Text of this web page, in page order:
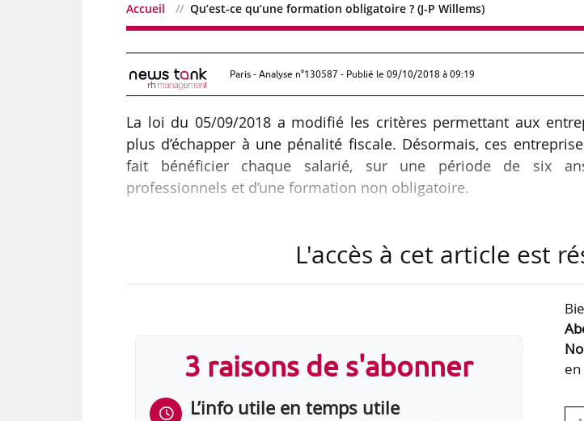
Accueil Qu’est-ce qu’une formation obligatoire ? (J-P Willems)
Qu’est-ce qu’une formation obligatoire ? (J-P
Paris - Analyse n°130587 - Publié le 09/10/2018 à 09:19
La loi du 05/09/2018 a modifié les critères permettant aux
plus d’échapper à une pénalité fiscale. Désormais, ces
fait bénéficier chaque salarié, sur une période de six
professionnels et d’une formation non obligatoire.
de la manière suivante :
L'accès à cet article est
3 raisons de s'abonner
L’info utile en temps utile